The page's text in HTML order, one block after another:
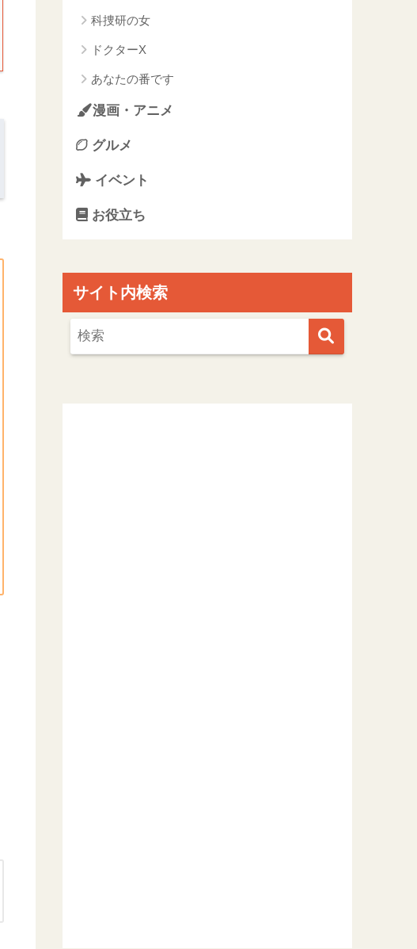
科捜研の女
ドクターX
あなたの番です
漫画・アニメ
グルメ
イベント
お役立ち
サイト内検索